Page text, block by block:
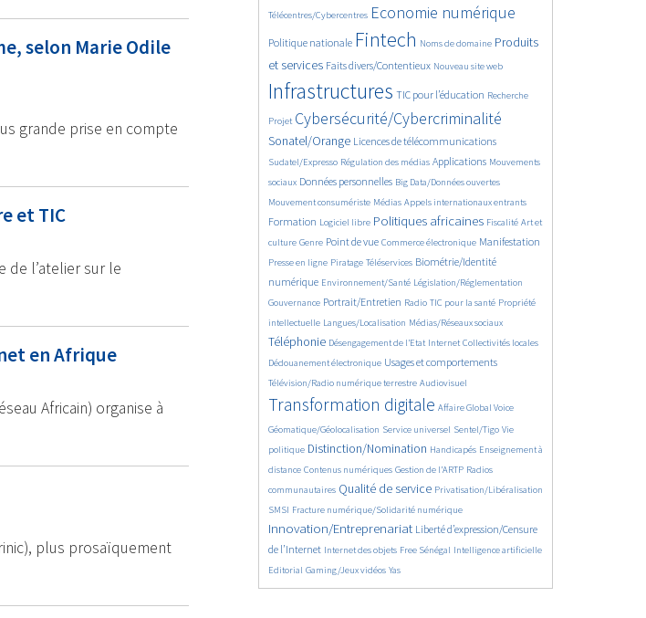
selon Marie Odile
grande prise en compte
et TIC
de l’atelier sur le
en Afrique
Africain) organise à
plus prosaïquement
Télécentres/Cybercentres
3692/5526 Economie numérique
1837/5526
Politique nationale
5145/5526 Fintech
680/5526
Noms de domaine
2411/5526
Produits
et services
1603/5526 Faits divers/Contentieux
839/5526 Nouveau site web
5526/5526
Infrastructures
1813/5526
TIC pour l’éducation
196/5526
Recherche
250/5526
Projet
3515/5526Cybersécurité/Cybercriminalité
2292/5526
Sonatel/Orange
1606/5526 Licences de télécommunications
298/5526
Sudatel/Expresso
1009/5526 Régulation des médias
1523/5526 Applications
1053/5526
Mouvements
sociaux
1642/5526Données personnelles
143/5526 Big Data/Données ouvertes
608/5526
Mouvement consumériste
367/5526 Médias
671/5526 Appels internationaux entrants
1721/5526
Formation
94/5526 Logiciel libre
2603/5526 Politiques africaines
1108/5526 Fiscalité
178/5526
Art et
culture
644/5526
Genre
1802/5526 Point de vue
1043/5526 Commerce électronique
1575/5526 Manifestation
338/5526
Presse en ligne
129/5526 Piratage
204/5526 Téléservices
1234/5526
Biométrie/Identité
numérique
365/5526 Environnement/Santé
349/5526 Législation/Réglementation
360/5526
Gouvernance
1845/5526Portrait/Entretien
146/5526 Radio
834/5526 TIC pour la santé
294/5526
Propriété
intellectuelle
58/5526 Langues/Localisation
1142/5526 Médias/Réseaux sociaux
2232/5526
Téléphonie
192/5526 Désengagement de l’Etat
1063/5526 Internet
114/5526 Collectivités locales
415/5526
Dédouanement électronique
1333/5526 Usages et comportements
1034/5526
Télévision/Radio numérique terrestre
570/5526 Audiovisuel
3969/5526
Transformation digitale
387/5526 Affaire Global Voice
161/5526
Géomatique/Géolocalisation
324/5526 Service universel
663/5526 Sentel/Tigo
183/5526
Vie
politique
2104/5526Distinction/Nomination
34/5526 Handicapés
704/5526
Enseignement à
distance
842/5526Contenus numériques
588/5526 Gestion de l’ARTP
189/5526
Radios
communautaires
2153/5526 Qualité de service
565/5526 Privatisation/Libéralisation
133/5526
SMSI
476/5526Fracture numérique/Solidarité numérique
2772/5526
Innovation/Entreprenariat
1355/5526
Liberté d’expression/Censure
de l’Internet
47/5526 Internet des objets
172/5526 Free Sénégal
843/5526 Intelligence artificielle
202/5526
Editorial
69/5526Gaming/Jeux vidéos
30/5526 Yas